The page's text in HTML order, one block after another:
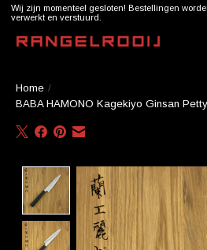
Wij zijn momenteel gesloten! Bestellingen
verwerkt en verstuurd.
Home /
BABA HAMONO Kagekiyo Ginsan
Product image